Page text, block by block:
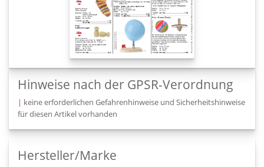
Hinweise nach der GPSR-Verordnung
| keine erforderlichen Gefahrenhinweise und Sicherheitshinweise
für diesen Artikel vorhanden
Hersteller/Marke